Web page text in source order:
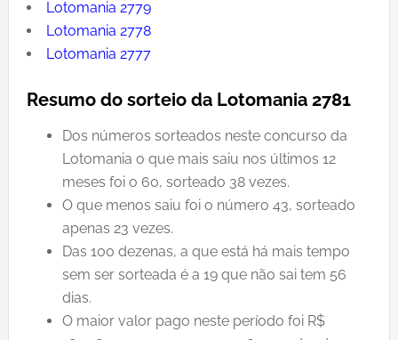
Lotomania 2779
Lotomania 2778
Lotomania 2777
Resumo do sorteio da Lotomania 2781
Dos números sorteados neste concurso da
Lotomania o que mais saiu nos últimos 12
meses foi o 60, sorteado 38 vezes.
O que menos saiu foi o número 43, sorteado
apenas 23 vezes.
Das 100 dezenas, a que está há mais tempo
sem ser sorteada é a 19 que não sai tem 56
dias.
O maior valor pago neste período foi R$